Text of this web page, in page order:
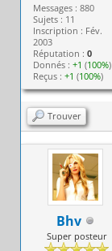
Messages : 880
Sujets : 11
Inscription : Fév.
2003
Réputation :0
Donnés :+1 (100%)
Reçus :+1 (100%)
Trouver
Bhv
Super posteur